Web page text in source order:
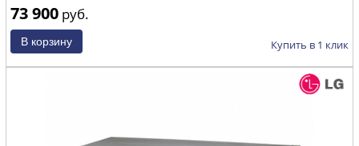
73 900 руб.
Купить в 1 клик